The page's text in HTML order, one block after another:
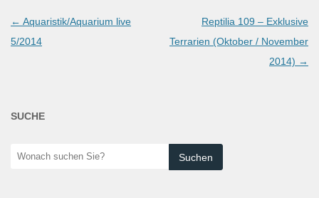
Post
navigation
← Aquaristik/Aquarium live
5/2014
Reptilia 109 – Exklusive
Terrarien (Oktober / November
2014) →
SUCHE
Wonach